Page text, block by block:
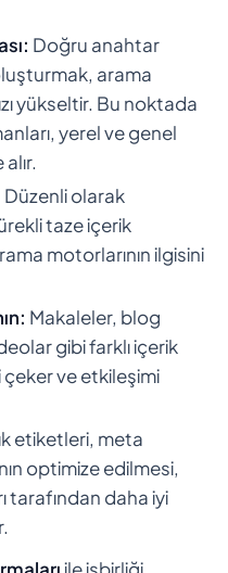
Doğru anahtar
arama
yükseltir. Bu noktada
yerel ve genel
Düzenli olarak
taze içerik
motorlarının ilgisini
Makaleler, blog
gibi farklı içerik
çeker ve etkileşimi
etiketleri, meta
optimize edilmesi,
tarafından daha iyi